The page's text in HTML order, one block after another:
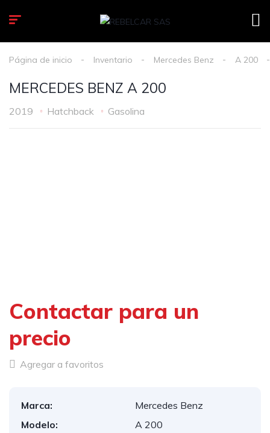
Página de inicio Inventario Mercedes Benz A 200
MERCEDES BENZ A 200
2019 Hatchback Gasolina
Contactar para un
precio
Agregar a favoritos
Marca:
Mercedes Benz
Modelo:
A 200